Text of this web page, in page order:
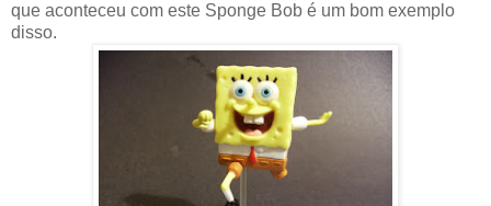
que aconteceu com este Sponge Bob é um bom exemplo
disso.